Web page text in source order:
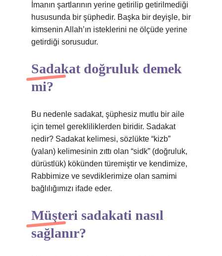
İmanın şartlarının yerine getirilip getirilmediği
hususunda bir şüphedir. Başka bir deyişle, bir
kimsenin Allah’ın isteklerini ne ölçüde yerine
getirdiği sorusudur.
Sadakat doğruluk demek
mi?
Bu nedenle sadakat, şüphesiz mutlu bir aile
için temel gerekliliklerden biridir. Sadakat
nedir? Sadakat kelimesi, sözlükte “kizb”
(yalan) kelimesinin zıttı olan “sidk” (doğruluk,
dürüstlük) kökünden türemiştir ve kendimize,
Rabbimize ve sevdiklerimize olan samimi
bağlılığımızı ifade eder.
Müşteri sadakati nasıl
sağlanır?